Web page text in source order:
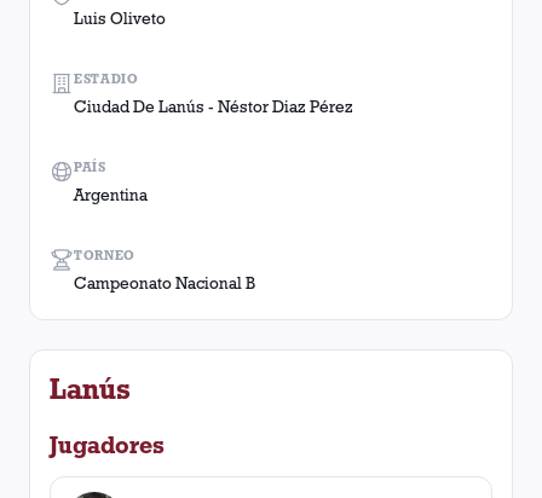
Luis Oliveto
TORNEO
Campeonato Nacional B
ESTADIO
Ciudad De Lanús - Néstor Diaz Pérez
PAÍS
Argentina
Lanús
Jugadores